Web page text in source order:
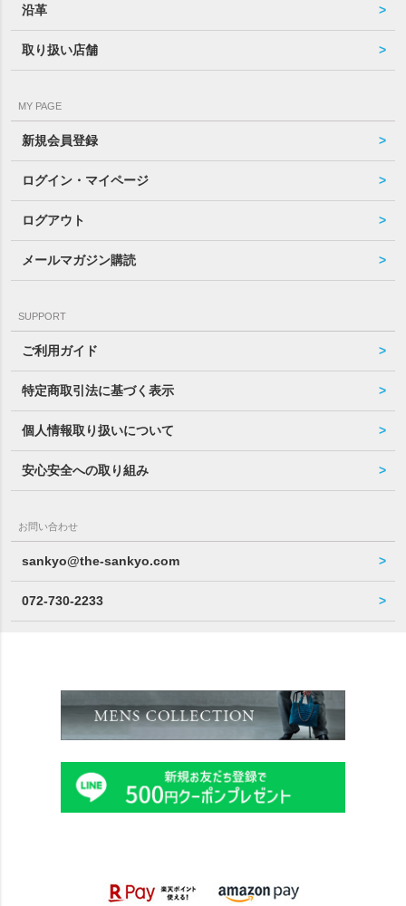
沿革
取り扱い店舗
MY PAGE
新規会員登録
ログイン・マイページ
ログアウト
メールマガジン購読
SUPPORT
ご利用ガイド
特定商取引法に基づく表示
個人情報取り扱いについて
安心安全への取り組み
お問い合わせ
sankyo@the-sankyo.com
072-730-2233